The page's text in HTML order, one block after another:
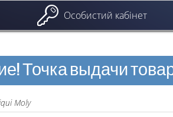
Особистий кабінет
Точка выдачи товара
Moly